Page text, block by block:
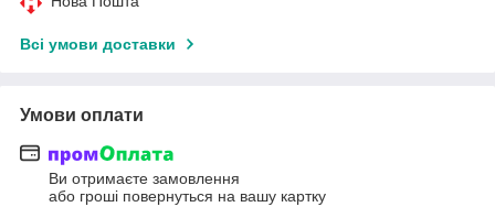
Всі умови доставки
Умови оплати
Ви отримаєте замовлення
або гроші повернуться на вашу картку